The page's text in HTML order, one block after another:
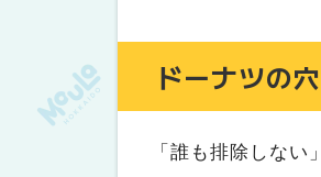
ドーナツの
「誰も排除しな